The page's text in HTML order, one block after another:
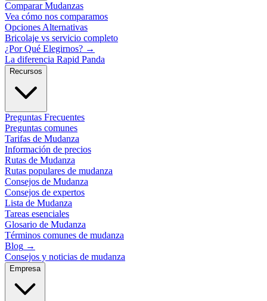
Comparar Mudanzas
Vea cómo nos comparamos
Opciones Alternativas
Bricolaje vs servicio completo
¿Por Qué Elegirnos? →
La diferencia Rapid Panda
Recursos
Preguntas Frecuentes
Preguntas comunes
Tarifas de Mudanza
Información de precios
Rutas de Mudanza
Rutas populares de mudanza
Consejos de Mudanza
Consejos de expertos
Lista de Mudanza
Tareas esenciales
Glosario de Mudanza
Términos comunes de mudanza
Blog →
Consejos y noticias de mudanza
Empresa